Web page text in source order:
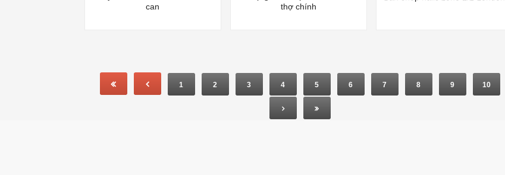
can
thợ chính
1 2 3 4 5 6 7 8 9 10